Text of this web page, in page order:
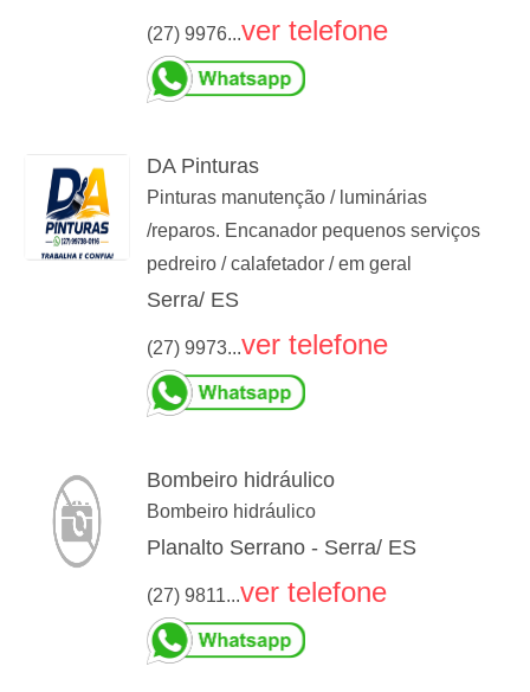
(27) 9976...ver telefone
DA Pinturas
Pinturas manutenção / luminárias
/reparos. Encanador pequenos serviços
pedreiro / calafetador / em geral
Serra/ ES
(27) 9973...ver telefone
Bombeiro hidráulico
Bombeiro hidráulico
Planalto Serrano - Serra/ ES
(27) 9811...ver telefone